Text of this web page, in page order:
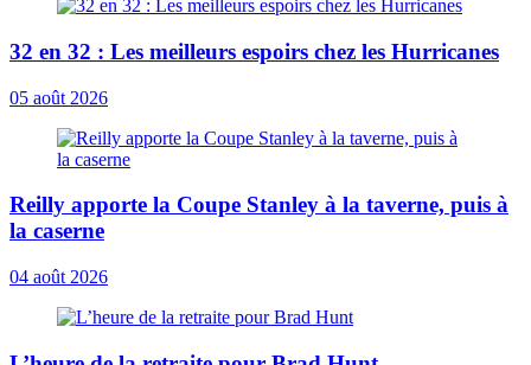
32 en 32 : Les meilleurs espoirs chez les Hurricanes
05 août 2026
Reilly apporte la Coupe Stanley à la taverne, puis à
la caserne
04 août 2026